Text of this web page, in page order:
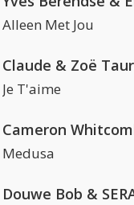
Alleen Met Jou
Claude & Zoë
Je T'aime
Cameron
Medusa
Douwe Bob &